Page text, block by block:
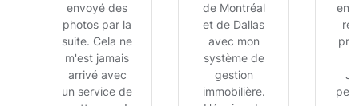
envoyé des
photos par la
suite. Cela ne
m'est jamais
arrivé avec
un service de
de Montréal
et de Dallas
avec mon
système de
gestion
immobilière.
en
peu